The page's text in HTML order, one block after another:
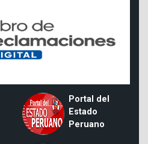
Portal del
Estado
Peruano